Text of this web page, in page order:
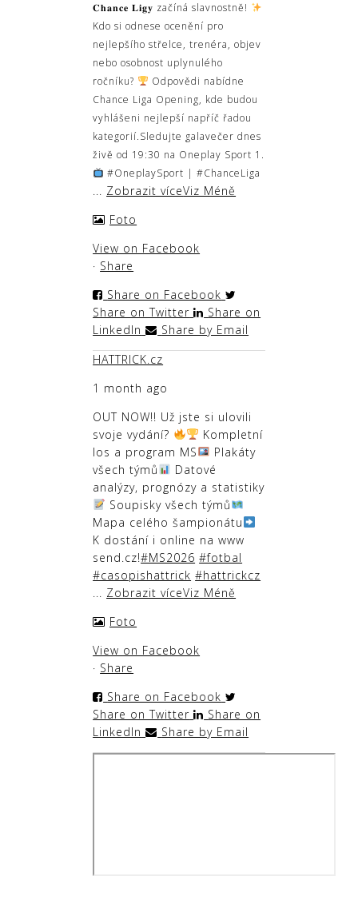
𝐂𝐡𝐚𝐧𝐜𝐞 𝐋𝐢𝐠𝐲 začíná slavnostně!
Kdo si odnese ocenění pro
nejlepšího střelce, trenéra, objev
nebo osobnost uplynulého
ročníku?
Odpovědi nabídne
Chance Liga Opening, kde budou
vyhlášeni nejlepší napříč řadou
kategorií.Sledujte galavečer dnes
živě od 19:30 na Oneplay Sport 1.
#OneplaySport | #ChanceLiga
... Zobrazit víceViz Méně
Foto
View on Facebook
· Share
Share on Facebook
Share on Twitter
Share on
LinkedIn
Share by Email
HATTRICK.cz
1 month ago
OUT NOW!! Už jste si ulovili
svoje vydání?
Kompletní
los a program MS
Plakáty
všech týmů
Datové
analýzy, prognózy a statistiky
Soupisky všech týmů
Mapa celého šampionátu
K dostání i online na www
send.cz!#MS2026 #fotbal
#casopishattrick #hattrickcz
... Zobrazit víceViz Méně
Foto
View on Facebook
· Share
Share on Facebook
Share on Twitter
Share on
LinkedIn
Share by Email